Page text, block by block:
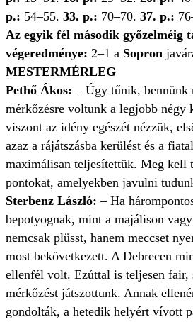
p.: 54–55. 33. p.: 70–70. 37. p.:
Az egyik fél második győzelméig
végeredménye: 2–1 a Sopron
MESTERMÉRLEG
Pethő Ákos: – Úgy tűnik, bennünk
mérkőzésre voltunk a legjobb négy
viszont az idény egészét nézzük,
azaz a rájátszásba kerülést és a
maximálisan teljesítettük. Meg kell
pontokat, amelyekben javulni
Sterbenz László: – Ha
bepotyognak, mint a majálison
nemcsak plüsst, hanem meccset
most bekövetkezett. A Debrecen
ellenfél volt. Ezúttal is teljesen fair,
mérkőzést játszottunk. Annak
gondolták, a hetedik helyért vívott